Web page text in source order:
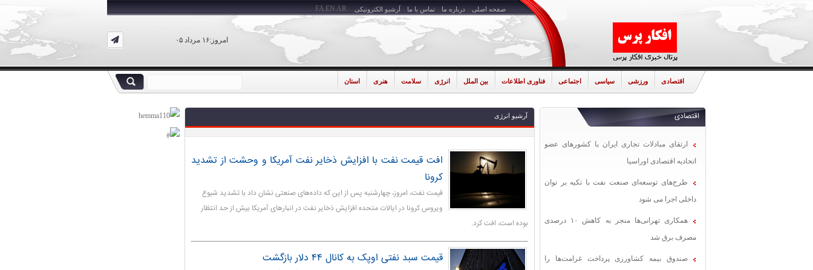
صفحه اصلی درباره ما تماس با ما آرشیو الکترونیکی
امروز:۱۶ مرداد ۰۵
FA EN AR
اقتصادی ورزشی سیاسی اجتماعی فناوری اطلاعات بین الملل انرژی سلامت هنری استان
اقتصادی
ارتقای مبادلات تجاری ایران با کشورهای عضو
اتحادیه اقتصادی اوراسیا
طرح‌های توسعه‌ای صنعت نفت با تکیه بر توان
داخلی اجرا می شود
همکاری تهرانی‌ها منجر به کاهش ۱۰ درصدی
مصرف برق شد
صندوق بیمه کشاورزی پرداخت غرامت‌ها را
آرشیو انرژی
افت قیمت نفت با افزایش ذخایر نفت آمریکا و وحشت از تشدید
کرونا
قیمت نفت، امروز، چهارشنبه پس از این که داده‌های صنعتی نشان داد با تشدید شیوع
ویروس کرونا در ایالات متحده افزایش ذخایر نفت در انبارهای آمریکا بیش از حد انتظار
بوده است، افت کرد.
قیمت سبد نفتی اوپک به کانال ۴۴ دلار بازگشت